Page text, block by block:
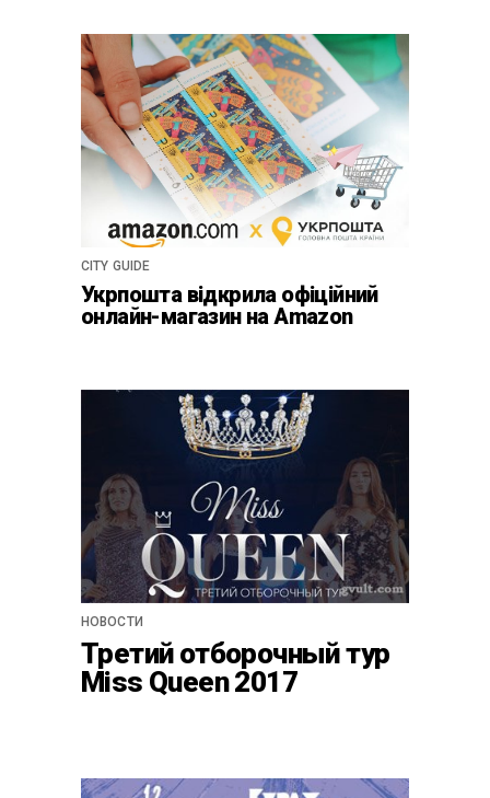
CITY GUIDE
Укрпошта відкрила офіційний
онлайн-магазин на Amazon
НОВОСТИ
Третий отборочный тур
Miss Queen 2017